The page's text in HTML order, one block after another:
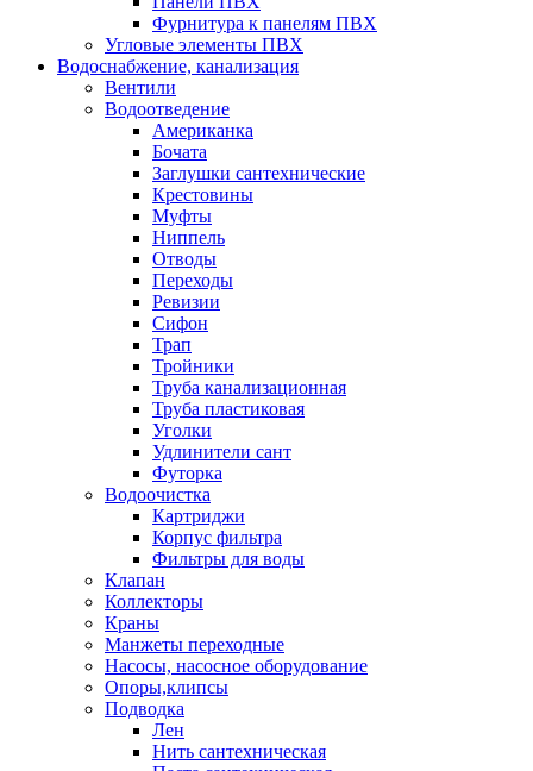
Фурнитура к панелям ПВХ
Угловые элементы ПВХ
Водоснабжение, канализация
Вентили
Водоотведение
Американка
Бочата
Заглушки сантехнические
Крестовины
Муфты
Ниппель
Отводы
Переходы
Ревизии
Сифон
Трап
Тройники
Труба канализационная
Труба пластиковая
Уголки
Удлинители сант
Футорка
Водоочистка
Картриджи
Корпус фильтра
Фильтры для воды
Клапан
Коллекторы
Краны
Манжеты переходные
Насосы, насосное оборудование
Опоры,клипсы
Подводка
Лен
Нить сантехническая